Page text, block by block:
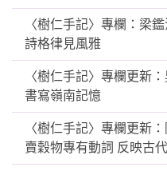
〈樹仁手記〉專欄：梁
詩格律見風雅
〈樹仁手記〉專欄更新
書寫嶺南記憶
〈樹仁手記〉專欄更新
賣穀物專有動詞 反映古